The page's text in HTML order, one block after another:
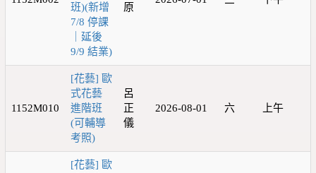
班)(新增
7/8 停課
｜延後
9/9 結業)
原
1152M010
[花藝] 歐
式花藝
進階班
(可輔導
考照)
呂
正
儀
2026-08-01 六 上午
[花藝] 歐